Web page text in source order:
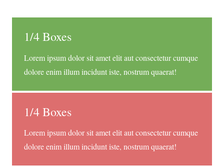
1/4 Boxes
Lorem ipsum dolor sit amet elit aut consectetur cumque
dolore enim illum incidunt iste, nostrum quaerat!
1/4 Boxes
Lorem ipsum dolor sit amet elit aut consectetur cumque
dolore enim illum incidunt iste, nostrum quaerat!